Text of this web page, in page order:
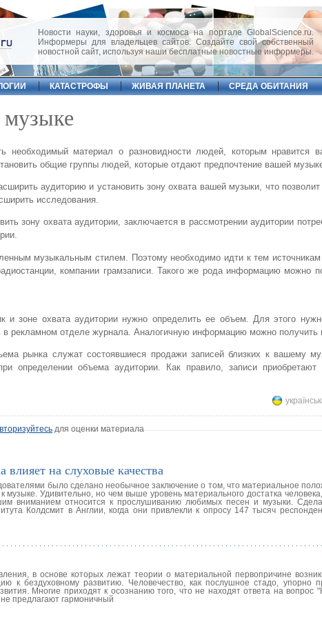
Новости науки, здоровья и космоса на портале GlobalScience.ru.
Информеры для владельцев сайтов. Создайте свой собственный
новостной сайт, используя наши бесплатные новостные информеры.
КАТАСТРОФЫ ЖИВАЯ ПЛАНЕТА СРЕДА ОБИТАНИЯ
музыке
необходимый материал о разновидности людей, которым нравится
общие группы людей, которые отдают предпочтение вашей
аудиторию и установить зону охвата вашей музыки, что
исследования.
зону охвата аудитории, заключается в рассмотрении аудитории
музыкальным стилем. Поэтому необходимо идти к тем
компании грамзаписи. Такого же рода информацию можно
и зоне охвата аудитории нужно определить ее объем. Для этого
рекламном отделе журнала. Аналогичную информацию можно получить и
рынка служат состоявшиеся продажи записей близких к вашему
определении объема аудитории. Как правило, записи
для оценки материала
на слуховые качества
было сделано необычное заключение о том, что материальное
музыке. Удивительно, но чем выше уровень материального достатка
вниманием относится к прослушиванию любимых песен и музыки.
Колдсмит в Англии, когда они привлекли к опросу 147 тысяч
в основе которых лежат теории о материальной первопричине
к бездуховному развитию. Человечество, как послушное стадо, упорно
Многие приходят к осознанию того, что не находят ответа на вопрос
предлагают гармоничный